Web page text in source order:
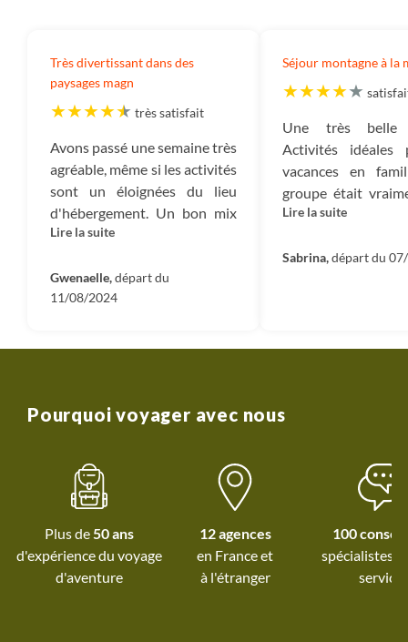
loyers, électricité, assurances, frais bancaires, etc.
Impôts :Ce montant est destiné à payer tous les
impôts qui sont dus : TVA, Impôt sur les sociétés, et
autres impôts.
Mécénat :Ce sont les montants dédiés à nos projets
de reforestation nous permettant d’absorber 100%
des émissions carbone du voyage ainsi que le soutien
que nous apportons aux diverses associations que
nous accompagnons en France et dans le monde.
l’entreprise et qui nous permet d’investir dans de
Très divertissant dans des
paysages magn
très satisfait
Avons passé une semaine très
agréable, même si les activités
sont un éloignées du lieu
d'hébergement. Un bon mix
entre terre (rando, via ferrata,
et kayak).
Lire la suite
Gwenaelle,départ du
11/08/2024
Séjour montagne à la
Une très belle
Activités idéales
vacances en
groupe était
Nous avons
proposées avec
Lire la suite
Sabrina,départ du
Pourquoi voyager avec nous
Plus de50 ans
d'expérience du voyage
d'aventure
12 agences
à l'étranger
100
spécialistes
service